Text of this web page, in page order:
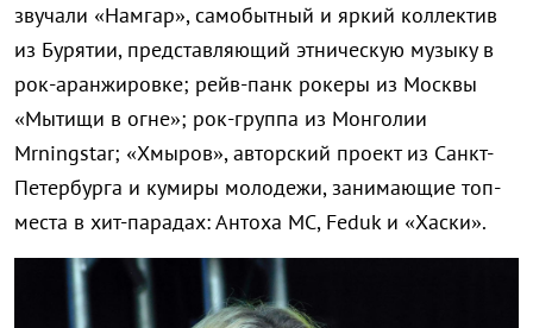
звучали «Намгар», самобытный и яркий коллектив
из Бурятии, представляющий этническую музыку в
рок-аранжировке; рейв-панк рокеры из Москвы
«Мытищи в огне»; рок-группа из Монголии
Mrningstar; «Хмыров», авторский проект из Санкт-
Петербурга и кумиры молодежи, занимающие топ-
места в хит-парадах: Антоха МС, Feduk и «Хаски».